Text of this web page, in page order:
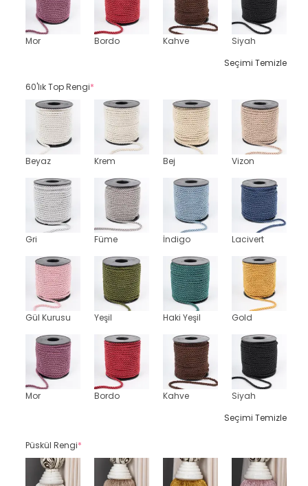
Mor Bordo Kahve
Siyah
Seçimi Temizle
60'lık Top Rengi*
Beyaz Krem Bej Vizon
Gri Füme İndigo Lacivert
Gül Kurusu Yeşil Haki Yeşil Gold
Mor Bordo Kahve
Siyah
Seçimi Temizle
Püskül Rengi*